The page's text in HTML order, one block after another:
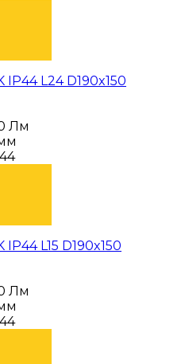
IP44 L24 D190x150
Лм
L15 D190x150
Лм